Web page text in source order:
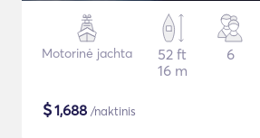
Motorinė jachta
52 ft
16 m
6
$1,688 /naktinis